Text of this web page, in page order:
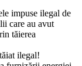
impuse ilegal de
care au avut
tăierea
ilegal!